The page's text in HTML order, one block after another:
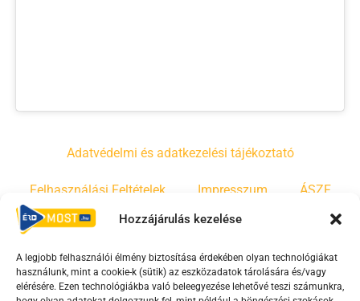
Hozzájárulás kezelése
A legjobb felhasználói élmény biztosítása érdekében olyan technológiákat
használunk, mint a cookie-k (sütik) az eszközadatok tárolására és/vagy
elérésére. Ezen technológiákba való beleegyezése lehetővé teszi számunkra,
Adatvédelmi és adatkezelési tájékoztató
Felhasználási Feltételek Impresszum ÁSZF
Irányelvek Moderálási szabályzat
F
Y
T